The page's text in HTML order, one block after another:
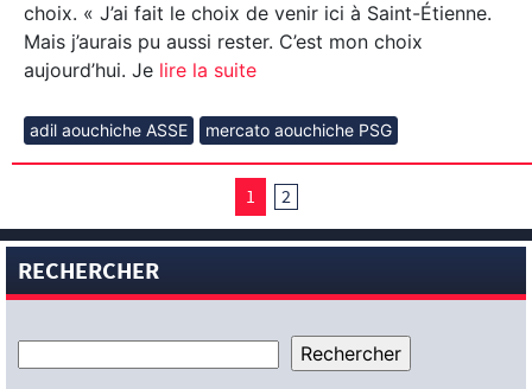
choix. « J’ai fait le choix de venir ici à Saint-Étienne.
Mais j’aurais pu aussi rester. C’est mon choix
aujourd’hui. Je lire la suite
adil aouchiche ASSE mercato aouchiche PSG
1 2
RECHERCHER